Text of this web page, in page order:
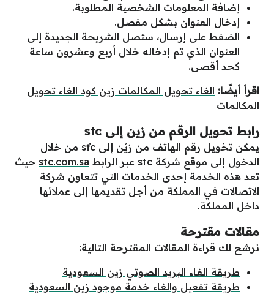
إضافة المعلومات الشخصية المطلوبة.
إدخال العنوان بشكل مفصل.
الضغط على إرسال، ستصل الشريحة الجديدة إلى
العنوان الذي تم إدخاله خلال أربع وعشرون ساعة
كحد أقصى.
اقرأ أيضًا: الغاء تحويل المكالمات زين كود الغاء تحويل
المكالمات
رابط تحويل الرقم من زين إلى stc
يمكن تحْويل رقم الهاتف من زيْن إلى sťc من خلال
الدخول إلى موقع شركة stc عبر الرابط
stc.com.sa حيث
تعد هذه الخدمة إحدى الخدمات التي تتعاون شركة
الاتصالات في المملكة من أجل تقديمها إلى عملائها
داخل المملكة.
مقالات مقترحة
نرشح لك قراءة المقالات المقترحة التالية:
طريقة الغاء البريد الصوتي زين السعودية
طريقة تفعيل والغاء خدمة موجود زين السعودية